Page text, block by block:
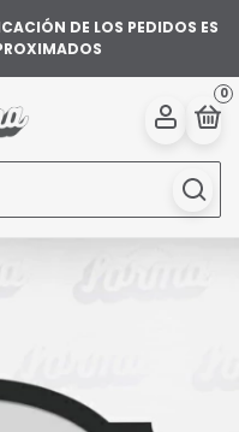
DE LOS PEDIDOS ES
0